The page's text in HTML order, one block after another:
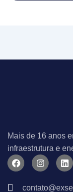
Mais de 16 anos
infraestrutura e
F
a
I
n
t
L
i
k